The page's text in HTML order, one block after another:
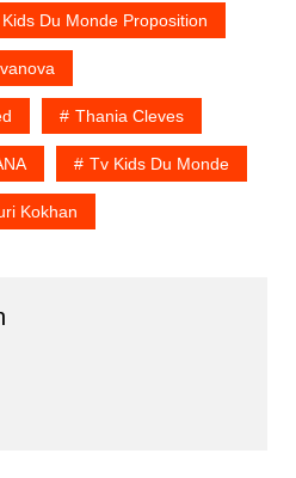
Kids Du Monde Proposition
Thania Cleves
Tv Kids Du Monde
Kokhan